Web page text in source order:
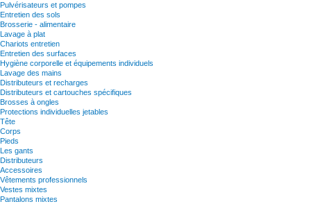
Pulvérisateurs et pompes
Entretien des sols
Brosserie - alimentaire
Lavage à plat
Chariots entretien
Entretien des surfaces
Hygiène corporelle et équipements individuels
Lavage des mains
Distributeurs et recharges
Distributeurs et cartouches spécifiques
Brosses à ongles
Protections individuelles jetables
Tête
Corps
Pieds
Les gants
Distributeurs
Accessoires
Vêtements professionnels
Vestes mixtes
Pantalons mixtes